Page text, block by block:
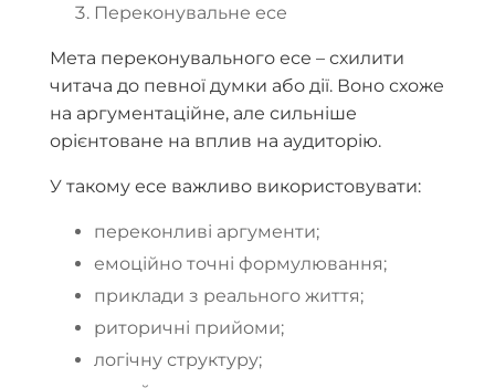
Переконувальне есе
Мета переконувального есе – схилити
читача до певної думки або дії. Воно схоже
на аргументаційне, але сильніше
орієнтоване на вплив на аудиторію.
У такому есе важливо використовувати:
переконливі аргументи;
емоційно точні формулювання;
приклади з реального життя;
риторичні прийоми;
логічну структуру;